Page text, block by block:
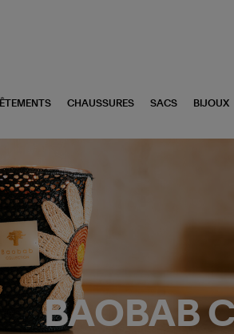
CHAUSSURES SACS BIJOUX
BAOBAB